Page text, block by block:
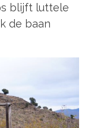
blijft luttele
de baan